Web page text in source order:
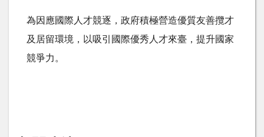
為因應國際人才競逐，政府積極營造優質友善攬才
及居留環境，以吸引國際優秀人才來臺，提升國家
競爭力。